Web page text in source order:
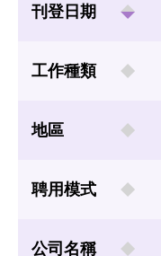
刊登日期
工作種類
地區
聘用模式
公司名稱